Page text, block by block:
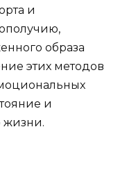
и
образа
этих методов
и
жизни.